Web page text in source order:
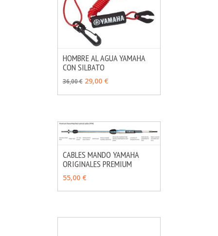
AÑADIR
HOMBRE AL AGUA YAMAHA
CON SILBATO
36,00 € 29,00 €
VER OPCIONES
CABLES MANDO YAMAHA
ORIGINALES PREMIUM
55,00 €